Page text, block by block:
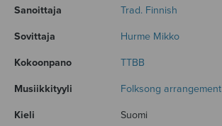
Sanoittaja Trad. Finnish
Sovittaja Hurme Mikko
Kokoonpano TTBB
Musiikkityyli Folksong arrangement
Kieli Suomi